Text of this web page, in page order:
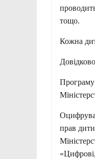
тощо.
Кожна
Програму
прав